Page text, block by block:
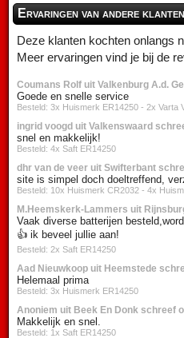
Ervaringen van andere klanten
Deze klanten kochten onlangs
Meer ervaringen vind je bij de
Coumans Rolf uit Valkenburg A.d.
Goede en snelle service
Besteld: 3x Huismerk ER14250 - 2x Varta
ingrid voogd uit Valkenswaard
snel en makkelijk!
Besteld: 4x Saft ER14250
dhr van de veer uit Swifterbant
site is simpel doch doeltreffend,
Besteld: 10x Huismerk CR2032 - 4x
M.Heemskerk-Lammers uit
Vaak diverse batterijen
👍 ik beveel jullie aan!
Besteld: 2x Saft ER14250
Aad Nieuwkoop uit Heemstede
Helemaal prima
Besteld: 3x Huismerk ER14250
Anoniem uit Beek En Donk schreef
Makkelijk en snel.
Besteld: 1x Saft ER14250